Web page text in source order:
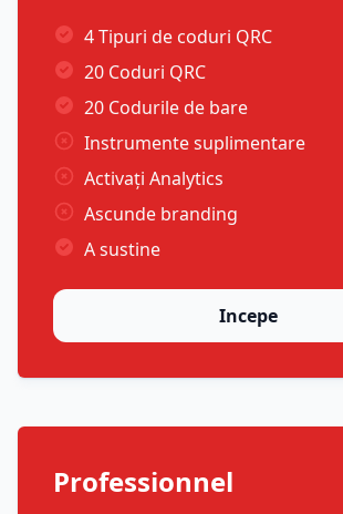
4 Tipuri de coduri QRC
20 Coduri QRC
20 Codurile de bare
Instrumente suplimentare
Activați Analytics
Ascunde branding
A sustine
Incepe
Professionnel